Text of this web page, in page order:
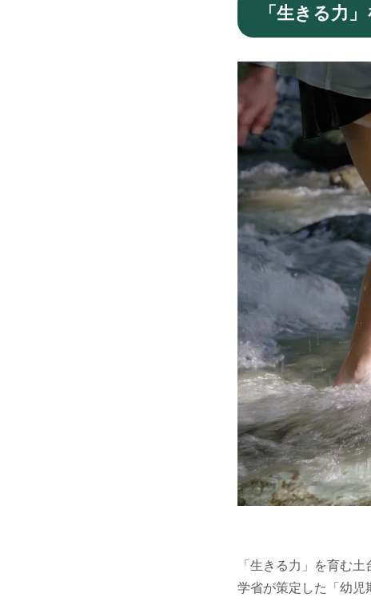
「生きる力
「生きる力」を育む
学省が策定した「幼児